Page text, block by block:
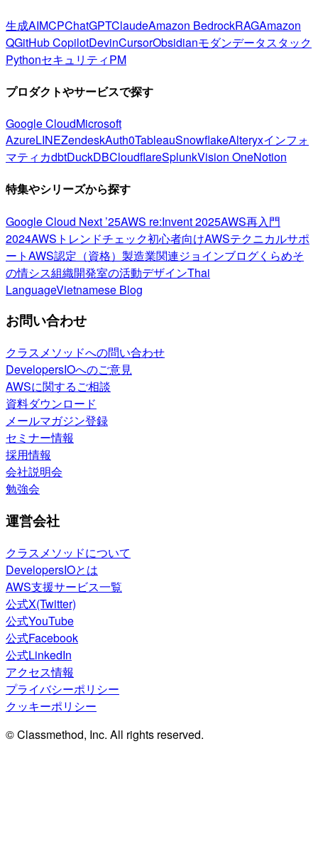
生成AIMCPChatGPTClaudeAmazon BedrockRAGAmazon
QGitHub CopilotDevinCursorObsidianモダンデータスタック
PythonセキュリティPM
プロダクトやサービスで探す
Google CloudMicrosoft
AzureLINEZendeskAuth0TableauSnowflakeAlteryxインフォ
マティカdbtDuckDBCloudflareSplunkVision OneNotion
特集やシリーズから探す
Google Cloud Next ’25AWS re:Invent 2025AWS再入門
2024AWSトレンドチェック初心者向けAWSテクニカルサポ
ートAWS認定（資格） 製造業関連ジョインブログくらめそ
の情シス組織開発室の活動デザインThai
LanguageVietnamese Blog
お問い合わせ
クラスメソッドへの問い合わせ
DevelopersIOへのご意見
AWSに関するご相談
資料ダウンロード
メールマガジン登録
セミナー情報
採用情報
会社説明会
勉強会
運営会社
クラスメソッドについて
DevelopersIOとは
AWS支援サービス一覧
公式X(Twitter)
公式YouTube
公式Facebook
公式LinkedIn
アクセス情報
プライバシーポリシー
クッキーポリシー
© Classmethod, Inc. All rights reserved.